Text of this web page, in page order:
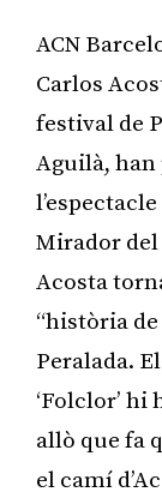
ACN
Carlos
festival de
Aguilà,
Mirador del
Acosta
“història
Peralada.
‘Folclor’ hi
allò que fa
el camí